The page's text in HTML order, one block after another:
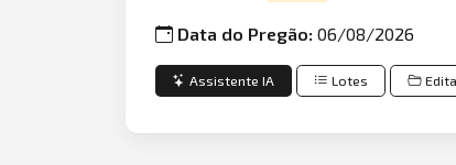
Data do Pregão:06/08/2026
Assistente IA Lotes